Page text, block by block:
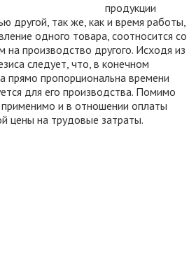
продукции
другой, так же, как и время работы,
одного товара, соотносится со
производство другого. Исходя из
следует, что, в конечном
прямо пропорциональна времени
для его производства. Помимо
и в отношении оплаты
цены на трудовые затраты.